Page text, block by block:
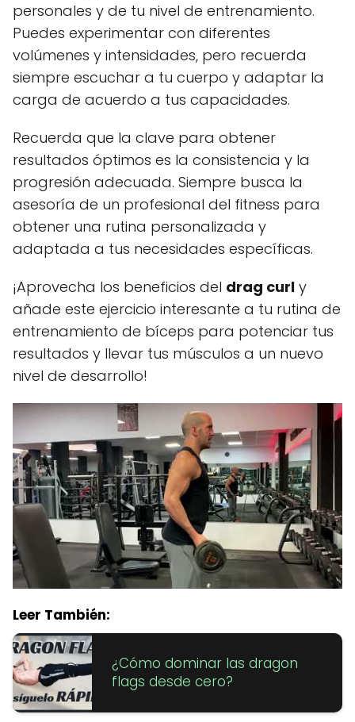
personales y de tu nivel de entrenamiento.
Puedes experimentar con diferentes
volúmenes y intensidades, pero recuerda
siempre escuchar a tu cuerpo y adaptar la
carga de acuerdo a tus capacidades.
Recuerda que la clave para obtener
resultados óptimos es la consistencia y la
progresión adecuada. Siempre busca la
asesoría de un profesional del fitness para
obtener una rutina personalizada y
adaptada a tus necesidades específicas.
¡Aprovecha los beneficios del drag curl y
añade este ejercicio interesante a tu rutina de
entrenamiento de bíceps para potenciar tus
resultados y llevar tus músculos a un nuevo
nivel de desarrollo!
Leer También:
¿Cómo dominar las dragon
flags desde cero?